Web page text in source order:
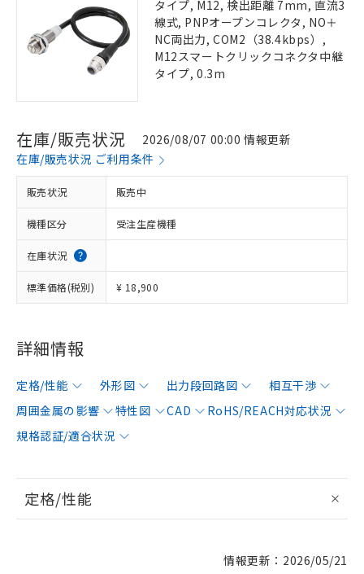
タイプ, M12, 検出距離 7mm, 直流3
線式, PNPオープンコレクタ, NO＋
NC両出力, COM2（38.4kbps）,
M12スマートクリックコネクタ中継
タイプ, 0.3m
在庫/販売状況
2026/08/07 00:00 情報更新
在庫/販売状況 ご利用条件
販売状況 販売中
機種区分 受注生産機種
在庫状況
標準価格(税別) ¥ 18,900
詳細情報
定格/性能 外形図 出力段回路図
相互干渉
周囲金属の影響
特性図 CAD
RoHS/REACH対応状況
規格認証/適合状況
定格/性能
情報更新：2026/05/21